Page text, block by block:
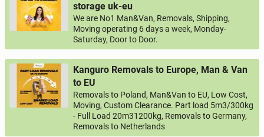
storage uk-eu
We are No1 Man&Van, Removals, Shipping,
Moving operating 6 days a week, Monday-
Saturday, Door to Door.
Kanguro Removals to Europe, Man & Van
to EU
Removals to Poland, Man&Van to EU, Low Cost,
Moving, Custom Clearance. Part load 5m3/300kg
- Full Load 20m31200kg, Removals to Germany,
Removals to Netherlands